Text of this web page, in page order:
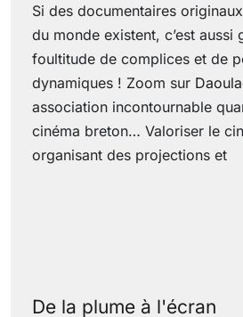
Si des documentaires
du monde existent, c’est aussi
foultitude de complices et de
dynamiques ! Zoom sur
association incontournable
cinéma breton… Valoriser le
organisant des projections et
De la plume à l'écran